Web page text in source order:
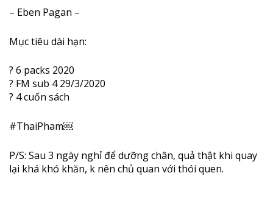
– Eben Pagan –
Mục tiêu dài hạn:
? 6 packs 2020
? FM sub 4 29/3/2020
? 4 cuốn sách
#ThaiPham￼
P/S: Sau 3 ngày nghỉ để dưỡng chân, quả thật khi quay
lại khá khó khăn, k nên chủ quan với thói quen.